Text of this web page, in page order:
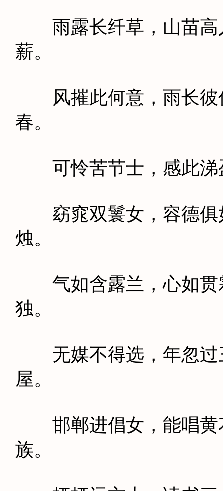
雨露长纤草，山苗高
薪。
风摧此何意，雨长彼
春。
可怜苦节士，感此涕
窈窕双鬟女，容德俱
烛。
气如含露兰，心如贯
独。
无媒不得选，年忽过
屋。
邯郸进倡女，能唱黄
族。